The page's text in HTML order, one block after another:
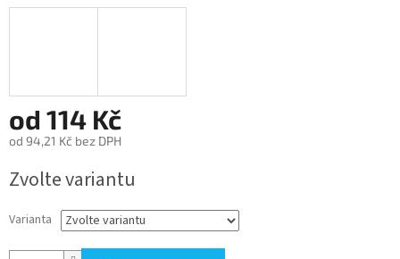
od 114 Kč
od 94,21 Kč bez DPH
cena:
Zvolte variantu
Varianta